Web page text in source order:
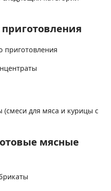
для мяса и курицы с
мясные